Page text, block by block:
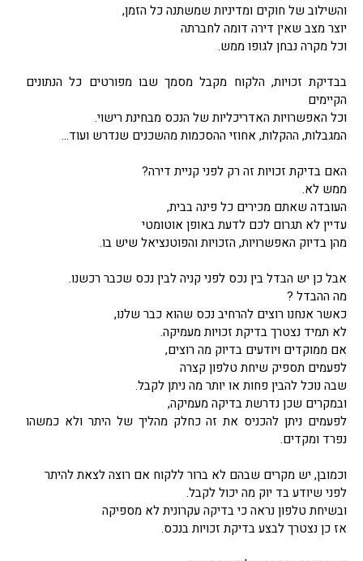
והשילוב של חוקים ומדיניות שמשתנה כל הזמן,
יוצר מצב שאין דירה דומה לחברתה
וכל מקרה נבחן לגופו ממש.
בבדיקת זכויות, הלקוח מקבל מסמך שבו מפורטים כל הנתונים
הקיימים
וכל האפשרויות האדריכליות של הנכס מבחינת רישוי.
המגבלות, ההקלות, אחוזי ההסכמות מהשכנים שנדרש ועוד…
האם בדיקת זכויות זה רק לפני קניית דירה?
ממש לא.
העובדה שאתם מכירים כל פינה בבית,
עדיין לא תגרום לכם לדעת באופן אוטומטי
מהן בדיוק האפשרויות, הזכויות והפוטנציאל שיש בו.
אבל כן יש הבדל בין נכס לפני קניה לבין נכס שכבר רכשנו.
מה ההבדל ?
כאשר אנחנו רוצים להרחיב נכס שהוא כבר שלנו,
לא תמיד נצטרך בדיקת זכויות מעמיקה.
אם ממוקדים ויודעים בדיוק מה רוצים,
לפעמים תספיק שיחת טלפון קצרה
שבה נוכל להבין פחות או יותר מה ניתן לקבל.
ובמקרים שכן נדרשת בדיקה מעמיקה,
לפעמים ניתן להכניס את זה כחלק מהליך של היתר ולא כמשהו
נפרד ומקדים.
וכמובן, יש מקרים שבהם לא ברור ללקוח אם רוצה לצאת להיתר
לפני שיודע בד יוק מה יכול לקבל.
ובשיחת טלפון נראה כי בדיקה עקרונית לא מספיקה
אז כן נצטרך לבצע בדיקת זכויות בנכס.